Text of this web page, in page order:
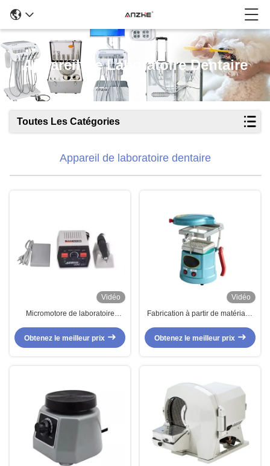
Appareil De Laboratoire Dentaire
Toutes Les Catégories
Appareil de laboratoire dentaire
Vidéo
Micromotore de laboratoire
puissance élevée 35000 ((R/Min)
Fort 204 Micromotore dentaire
Obtenez le meilleur prix
Vidéo
Fabrication à partir de matériaux
carbone inférieure ou égale à
50%
Obtenez le meilleur prix